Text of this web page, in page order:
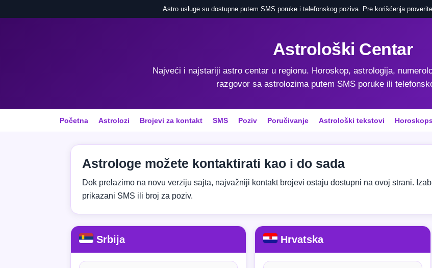
Astro usluge su dostupne putem SMS poruke i telefonskog poziva. Pre korišćenja
Astrološki Centar
Najveći i najstariji astro centar u regionu. Horoskop, astrologija,
razgovor sa astrolozima putem SMS poruke ili
Početna Astrolozi Brojevi za kontakt SMS Poziv Poručivanje Astrološki tekstovi
Astrologe možete kontaktirati kao i do sada
Dok prelazimo na novu verziju sajta, najvažniji kontakt brojevi ostaju dostupni na ovoj strani.
prikazani SMS ili broj za poziv.
Srbija Hrvatska